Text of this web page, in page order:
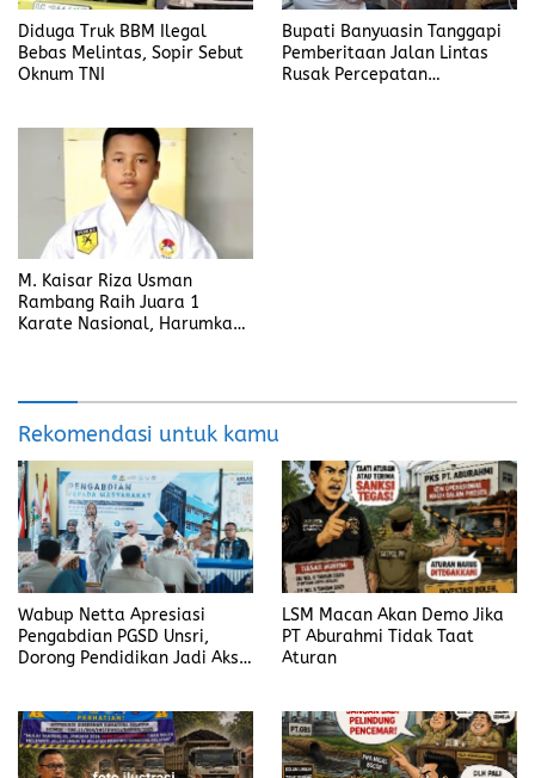
Diduga Truk BBM Ilegal
Bebas Melintas, Sopir Sebut
Oknum TNI
Bupati Banyuasin Tanggapi
Pemberitaan Jalan Lintas
Rusak Percepatan
M. Kaisar Riza Usman
Rambang Raih Juara 1
Karate Nasional, Harumkan
Rekomendasi untuk kamu
Wabup Netta Apresiasi
Pengabdian PGSD Unsri,
Dorong Pendidikan Jadi Aksi
LSM Macan Akan Demo Jika
PT Aburahmi Tidak Taat
Aturan